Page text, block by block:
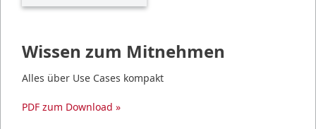
Wissen zum Mitnehmen
Alles über Use Cases kompakt
PDF zum Download »